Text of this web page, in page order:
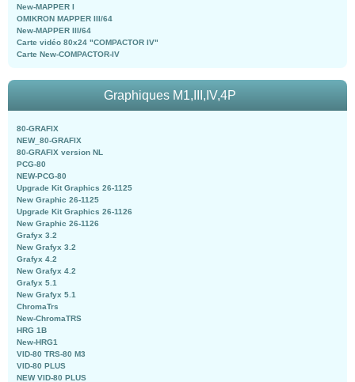
New-MAPPER I
OMIKRON MAPPER III/64
New-MAPPER III/64
Carte vidéo 80x24 "COMPACTOR IV"
Carte New-COMPACTOR-IV
Graphiques M1,III,IV,4P
80-GRAFIX
NEW_80-GRAFIX
80-GRAFIX version NL
PCG-80
NEW-PCG-80
Upgrade Kit Graphics 26-1125
New Graphic 26-1125
Upgrade Kit Graphics 26-1126
New Graphic 26-1126
Grafyx 3.2
New Grafyx 3.2
Grafyx 4.2
New Grafyx 4.2
Grafyx 5.1
New Grafyx 5.1
ChromaTrs
New-ChromaTRS
HRG 1B
New-HRG1
VID-80 TRS-80 M3
VID-80 PLUS
NEW VID-80 PLUS